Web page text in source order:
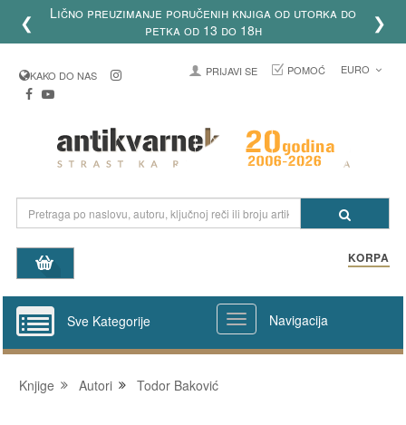
❮
Lično preuzimanje poručenih knjiga od utorka do
petka od 13 do 18h
❯
KAKO DO NAS PRIJAVI SE POMOĆ EURO
KORPA
Sve Kategorije Navigacija
Knjige Autori Todor Baković